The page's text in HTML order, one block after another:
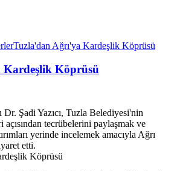
Tuzla'dan Ağrı'ya Kardeşlik Köprüsü
Kardeşlik Köprüsü
Şadi Yazıcı, Tuzla Belediyesi'nin
tecrübelerini paylaşmak ve
yerinde incelemek amacıyla Ağrı
etti.